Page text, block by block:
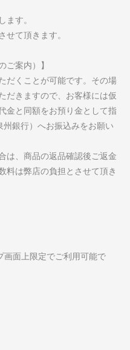
ます。
せて頂きます。
ご案内）】
だくことが可能です。その場
だきますので、お客様には仮
金と同額をお預り金として指
州銀行）へお振込みをお願い
は、商品の返品確認後ご返金
料は弊店の負担とさせて頂き
画面上限定でご利用可能で